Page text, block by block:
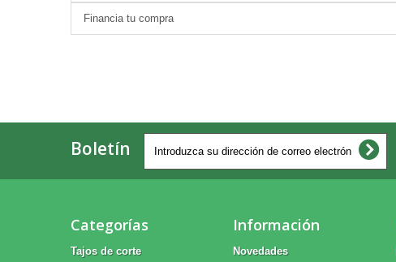
Financia tu compra
Boletín
Categorías
Tajos de corte
Información
Novedades